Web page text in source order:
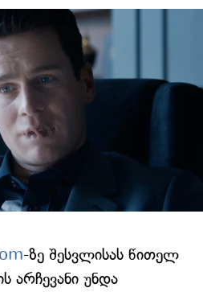
-ზე შესვლისას წითელ
არჩევანი უნდა